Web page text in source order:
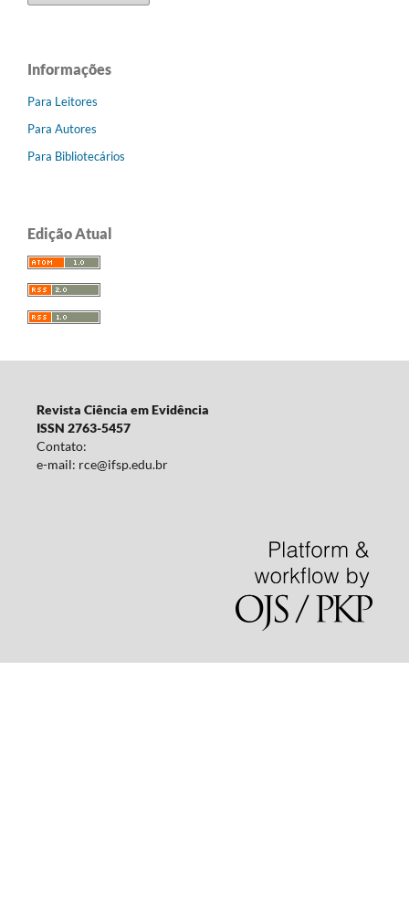
Informações
Para Leitores
Para Autores
Para Bibliotecários
Edição Atual
Revista Ciência em Evidência
ISSN 2763-5457
Contato:
e-mail: rce@ifsp.edu.br